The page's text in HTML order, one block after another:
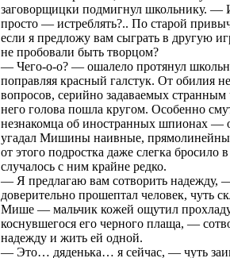
заговорщицки подмигнул школьнику. —
просто — истреблять?.. По старой
если я предложу вам сыграть в другую
не пробовали быть творцом?
— Чего-о-о? — ошалело протянул
поправляя красный галстук. От обилия
вопросов, серийно задаваемых странным
него голова пошла кругом. Особенно
незнакомца об иностранных шпионах —
угадал Мишины наивные,
от этого подростка даже слегка бросило
случалось с ним крайне редко.
— Я предлагаю вам сотворить надежду,
доверительно прошептал человек, чуть
Мише — мальчик кожей ощутил
коснувшегося его черного плаща, —
надежду и жить ей одной.
— Это… дяденька… я сейчас, — чуть